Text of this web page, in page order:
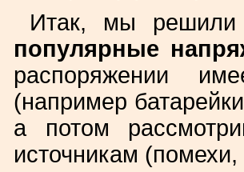
Итак, мы решили
популярные
распоряжении
(например
а потом
источникам